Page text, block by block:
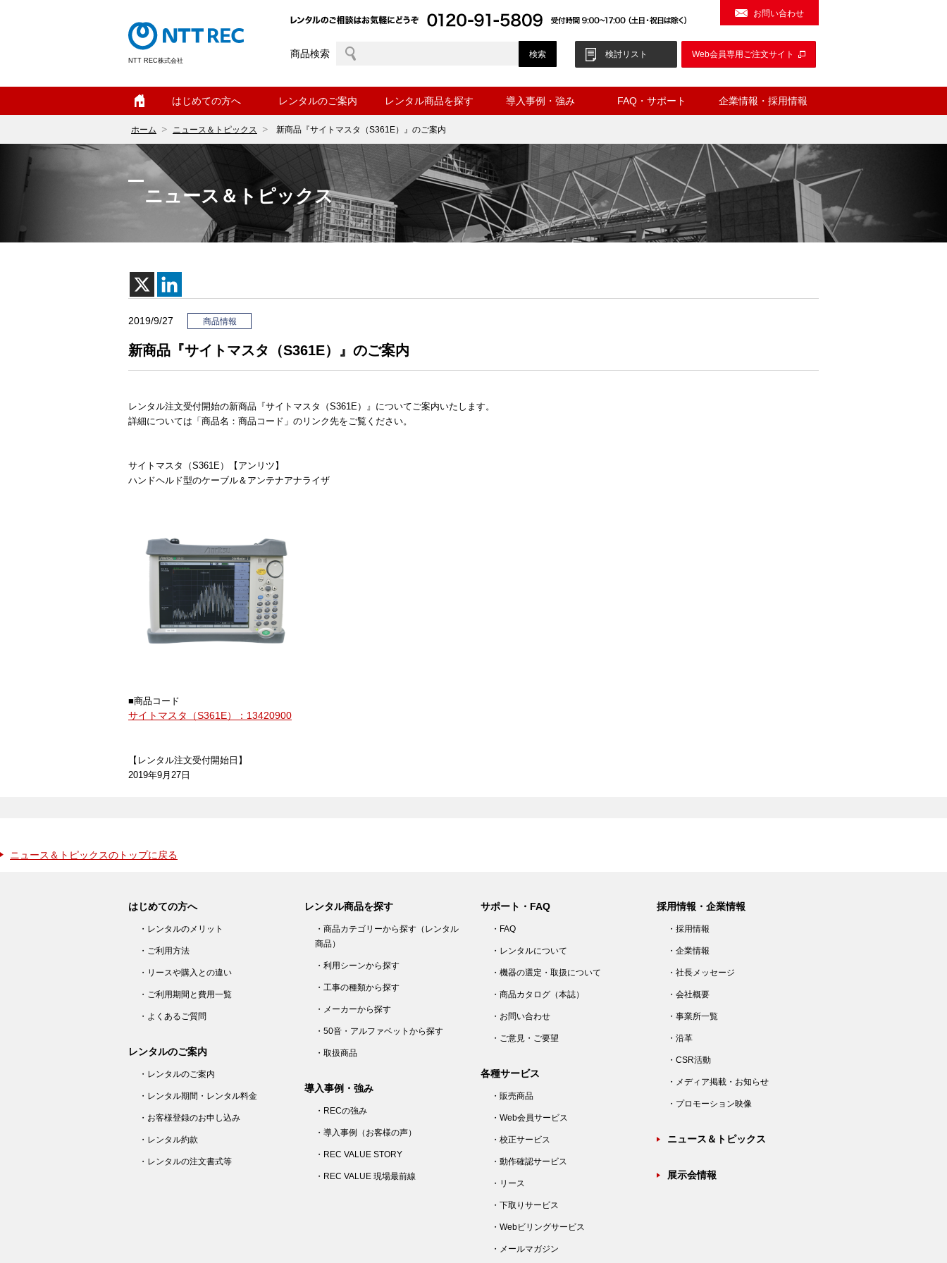
NTT REC株式会社
お問い合わせ
商品検索 検討リスト Web会員専用ご注文サイト
はじめての方へ レンタルのご案内 レンタル商品を探す 導入事例・強み FAQ・サポート 企業情報・採用情報
ホーム ニュース＆トピックス 新商品『サイトマスタ（S361E）』のご案内
ニュース＆トピックス
2019/9/27 商品情報
新商品『サイトマスタ（S361E）』のご案内
レンタル注文受付開始の新商品『サイトマスタ（S361E）』についてご案内いたします。
詳細については「商品名：商品コード」のリンク先をご覧ください。
サイトマスタ（S361E）【アンリツ】
ハンドヘルド型のケーブル＆アンテナアナライザ
■商品コード
サイトマスタ（S361E）：13420900
【レンタル注文受付開始日】
2019年9月27日
ニュース＆トピックスのトップに戻る
はじめての方へ
・レンタルのメリット
・ご利用方法
・リースや購入との違い
・ご利用期間と費用一覧
・よくあるご質問
レンタルのご案内
・レンタルのご案内
・レンタル期間・レンタル料金
・お客様登録のお申し込み
・レンタル約款
・レンタルの注文書式等
レンタル商品を探す
・商品カテゴリーから探す（レンタル
商品）
・利用シーンから探す
・工事の種類から探す
・メーカーから探す
・50音・アルファベットから探す
・取扱商品
導入事例・強み
・RECの強み
・導入事例（お客様の声）
・REC VALUE STORY
・REC VALUE 現場最前線
サポート・FAQ
・FAQ
・レンタルについて
・機器の選定・取扱について
・商品カタログ（本誌）
・お問い合わせ
・ご意見・ご要望
各種サービス
・販売商品
・Web会員サービス
・校正サービス
・動作確認サービス
・リース
・下取りサービス
・Webビリングサービス
・メールマガジン
採用情報・企業情報
・採用情報
・企業情報
・社長メッセージ
・会社概要
・事業所一覧
・沿革
・CSR活動
・メディア掲載・お知らせ
・プロモーション映像
ニュース＆トピックス
展示会情報